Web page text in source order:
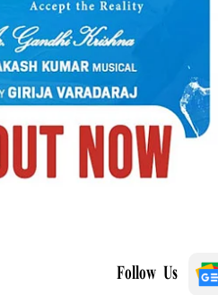
Follow Us